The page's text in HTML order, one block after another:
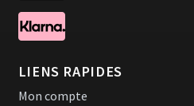
LIENS RAPIDES
Mon compte